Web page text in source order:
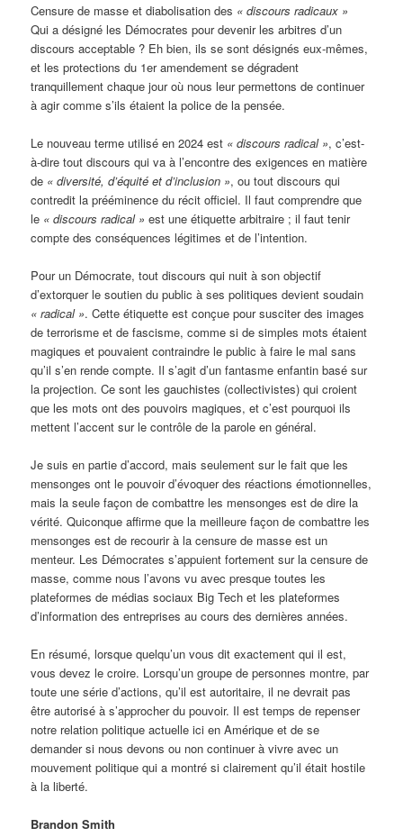
Censure de masse et diabolisation des « discours radicaux »
Qui a désigné les Démocrates pour devenir les arbitres d’un
discours acceptable ? Eh bien, ils se sont désignés eux-mêmes,
et les protections du 1er amendement se dégradent
tranquillement chaque jour où nous leur permettons de continuer
à agir comme s’ils étaient la police de la pensée.
Le nouveau terme utilisé en 2024 est « discours radical », c’est-
à-dire tout discours qui va à l’encontre des exigences en matière
de « diversité, d’équité et d’inclusion », ou tout discours qui
contredit la prééminence du récit officiel. Il faut comprendre que
le « discours radical » est une étiquette arbitraire ; il faut tenir
compte des conséquences légitimes et de l’intention.
Pour un Démocrate, tout discours qui nuit à son objectif
d’extorquer le soutien du public à ses politiques devient soudain
« radical ». Cette étiquette est conçue pour susciter des images
de terrorisme et de fascisme, comme si de simples mots étaient
magiques et pouvaient contraindre le public à faire le mal sans
qu’il s’en rende compte. Il s’agit d’un fantasme enfantin basé sur
la projection. Ce sont les gauchistes (collectivistes) qui croient
que les mots ont des pouvoirs magiques, et c’est pourquoi ils
mettent l’accent sur le contrôle de la parole en général.
Je suis en partie d’accord, mais seulement sur le fait que les
mensonges ont le pouvoir d’évoquer des réactions émotionnelles,
mais la seule façon de combattre les mensonges est de dire la
vérité. Quiconque affirme que la meilleure façon de combattre les
mensonges est de recourir à la censure de masse est un
menteur. Les Démocrates s’appuient fortement sur la censure de
masse, comme nous l’avons vu avec presque toutes les
plateformes de médias sociaux Big Tech et les plateformes
d’information des entreprises au cours des dernières années.
En résumé, lorsque quelqu’un vous dit exactement qui il est,
vous devez le croire. Lorsqu’un groupe de personnes montre, par
toute une série d’actions, qu’il est autoritaire, il ne devrait pas
être autorisé à s’approcher du pouvoir. Il est temps de repenser
notre relation politique actuelle ici en Amérique et de se
demander si nous devons ou non continuer à vivre avec un
mouvement politique qui a montré si clairement qu’il était hostile
à la liberté.
Brandon Smith